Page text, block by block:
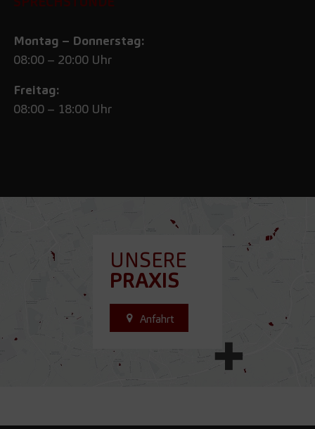
UNSERE
PRAXIS
Anfahrt
Montag – Donnerstag:
08:00 – 20:00 Uhr
Freitag:
08:00 – 18:00 Uhr